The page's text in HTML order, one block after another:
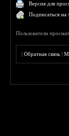
Версия для
Подписаться на
Пользователи
|Обратная связь |